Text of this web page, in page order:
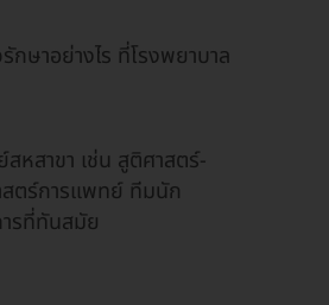
ษาอย่างไร ที่โรงพยาบาล
หสาขา เช่น สูติศาสตร์-
สตร์การแพทย์ ทีมนัก
รที่ทันสมัย